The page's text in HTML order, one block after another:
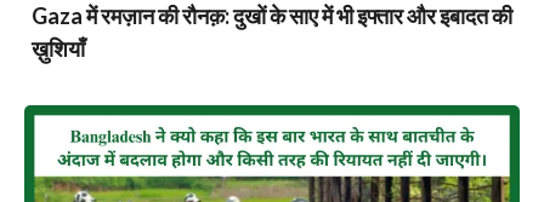
Gaza में रमज़ान की रौनक़: दुखों के साए में भी इफ्तार और इबादत की
ख़ुशियाँ